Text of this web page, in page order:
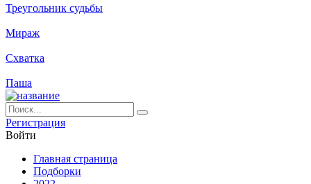
Треугольник судьбы
Мираж
Схватка
Паша
Ре­ги­ст­ра­ция
Вой­ти
Глав­ная стра­ни­ца
Подборки